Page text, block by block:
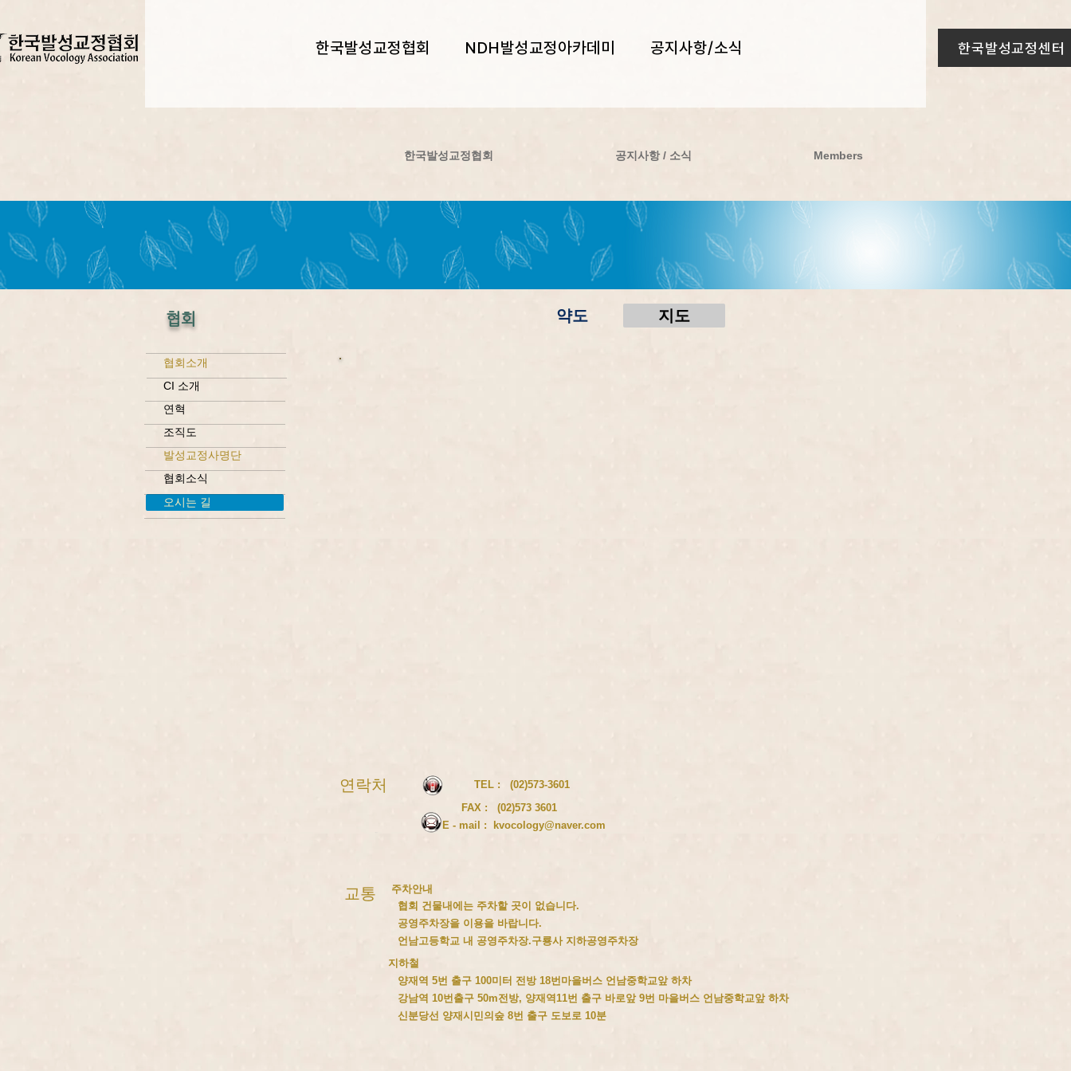
한국발성교정협회 NDH발성교정아카데미 공지사항/소식 한국발성교정센터
한국발성교정협회 공지사항 / 소식 Members
협회 약도 지도
협회소식
CI 소개
협회소개
연혁
조직도
발성교정사명단
오시는 길
TEL : (02)573-3601
FAX : (02)573 3601
E - mail :
kvocology@naver.com
주차안내
협회 건물내에는 주차할 곳이 없습니다.
공영주차장을 이용을 바랍니다.
언남고등학교 내 공영주차장.구룡사 지하공영주차장
지하철
양재역 5번 출구 100미터 전방 18번마을버스 언남중학교앞 하차
강남역 10번출구 50m전방, 양재역11번 출구 바로앞 9번 마을버스 언남중학교앞 하차
신분당선 양재시민의숲 8번 출구 도보로 10분
연락처
교통